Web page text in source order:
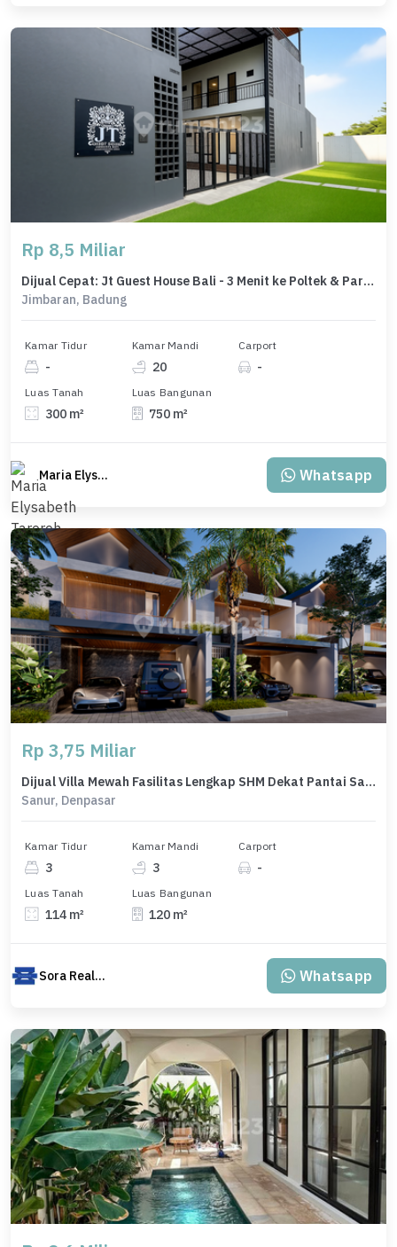
Rp 8,5 Miliar
Dijual Cepat: Jt Guest House Bali - 3 Menit ke Poltek & Pariwisata Udayana, Siap Operasional!
Jimbaran, Badung
Kamar Tidur
-
Kamar Mandi
20
Carport
-
Luas Tanah
300 m²
Luas Bangunan
750 m²
Maria Elysabeth Taroreh Whatsapp
Rp 3,75 Miliar
Dijual Villa Mewah Fasilitas Lengkap SHM Dekat Pantai Sanur Bali
Sanur, Denpasar
Kamar Tidur
3
Kamar Mandi
3
Carport
-
Luas Tanah
114 m²
Luas Bangunan
120 m²
Sora Realty Bali Whatsapp